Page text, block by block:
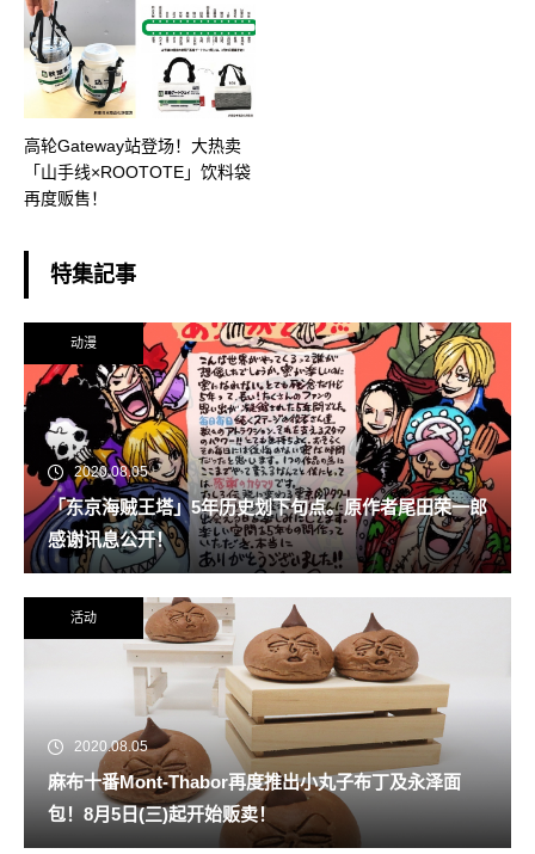
高轮Gateway站登场！大热卖
「山手线×ROOTOTE」饮料袋
再度贩售！
特集記事
动漫
2020.08.05
「东京海贼王塔」5年历史划下句点。原作者尾田荣一郎
感谢讯息公开！
活动
2020.08.05
麻布十番Mont-Thabor再度推出小丸子布丁及永泽面
包！8月5日(三)起开始贩卖！